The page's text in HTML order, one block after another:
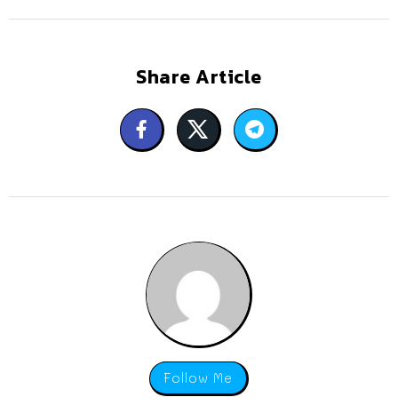
Share Article
Follow Me